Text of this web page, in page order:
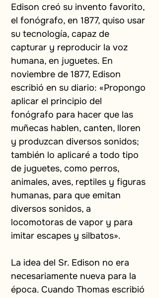
Edison creó su invento favorito,
el fonógrafo, en 1877, quiso usar
su tecnología, capaz de
capturar y reproducir la voz
humana, en juguetes. En
noviembre de 1877, Edison
escribió en su diario: «Propongo
aplicar el principio del
fonógrafo para hacer que las
muñecas hablen, canten, lloren
y produzcan diversos sonidos;
también lo aplicaré a todo tipo
de juguetes, como perros,
animales, aves, reptiles y figuras
humanas, para que emitan
diversos sonidos, a
locomotoras de vapor y para
imitar escapes y silbatos».
La idea del Sr. Edison no era
necesariamente nueva para la
época. Cuando Thomas escribió